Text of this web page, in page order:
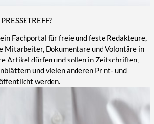
Fachportal für freie und feste Redakteure,
Mitarbeiter, Dokumentare und Volontäre in
Artikel dürfen und sollen in Zeitschriften,
und vielen anderen Print- und
werden.